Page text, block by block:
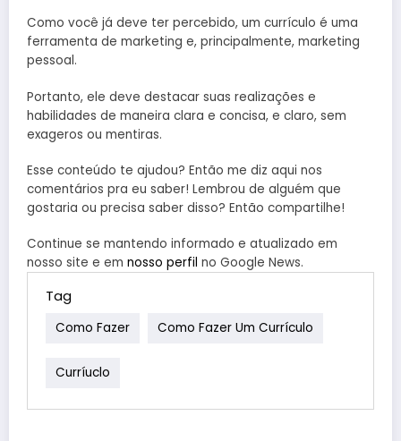
Como você já deve ter percebido, um currículo é uma
ferramenta de marketing e, principalmente, marketing
pessoal.
Portanto, ele deve destacar suas realizações e
habilidades de maneira clara e concisa, e claro, sem
exageros ou mentiras.
Esse conteúdo te ajudou? Então me diz aqui nos
comentários pra eu saber! Lembrou de alguém que
gostaria ou precisa saber disso? Então compartilhe!
Continue se mantendo informado e atualizado em
nosso site e em nosso perfil no Google News.
Tag
Como Fazer Como Fazer Um Currículo
Curríuclo